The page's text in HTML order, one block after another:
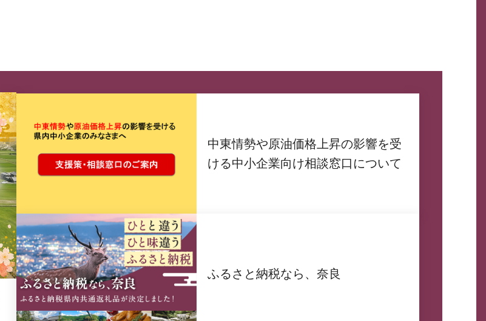
中東情勢や原油価格上昇の影響を受
ける中小企業向け相談窓口について
ふるさと納税なら、奈良